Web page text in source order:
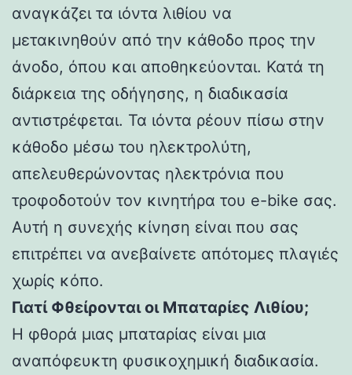
αναγκάζει τα ιόντα λιθίου να
μετακινηθούν από την κάθοδο προς την
άνοδο, όπου και αποθηκεύονται. Κατά τη
διάρκεια της οδήγησης, η διαδικασία
αντιστρέφεται. Τα ιόντα ρέουν πίσω στην
κάθοδο μέσω του ηλεκτρολύτη,
απελευθερώνοντας ηλεκτρόνια που
τροφοδοτούν τον κινητήρα του e-bike σας.
Αυτή η συνεχής κίνηση είναι που σας
επιτρέπει να ανεβαίνετε απότομες πλαγιές
χωρίς κόπο.
Γιατί Φθείρονται οι Μπαταρίες Λιθίου;
Η φθορά μιας μπαταρίας είναι μια
αναπόφευκτη φυσικοχημική διαδικασία.